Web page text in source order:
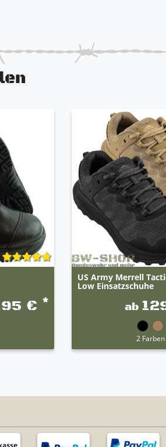
€ *
US Army Merrell
Low Einsatzschuhe
ab
2 Farben